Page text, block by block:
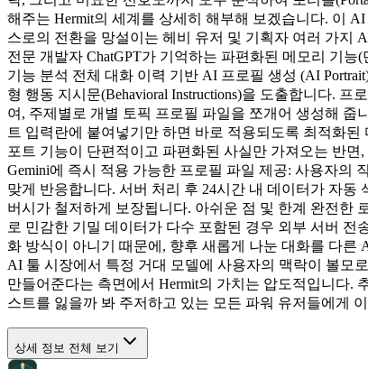
해주는 Hermit의 세계를 상세히 해부해 보겠습니다. 이
스로의 전환을 망설이는 헤비 유저 및 기획자 여러 가지
전문 개발자 ChatGPT가 기억하는 파편화된 메모리 기
기능 분석 전체 대화 이력 기반 AI 프로필 생성 (AI
형 행동 지시문(Behavioral Instructions)을 도출합니다.
여, 주제별로 개별 토픽 프로필 파일을 쪼개어 생성해 줍
트 입력란에 붙여넣기만 하면 바로 적용되도록 최적화
포트 기능이 단편적이고 파편화된 사실만 가져오는 반면
Gemini에 즉시 적용 가능한 프로필 파일 제공: 사용자의
맞게 반응합니다. 서버 처리 후 24시간 내 데이터가 자동
버시가 철저하게 보장됩니다. 아쉬운 점 및 한계 완전한
로 민감한 기밀 데이터가 다수 포함된 경우 외부 서버 전
화 방식이 아니기 때문에, 향후 새롭게 나눈 대화를 다
AI 툴 시장에서 특정 거대 모델에 사용자의 맥락이 볼모
만들어준다는 측면에서 Hermit의 가치는 압도적입니다.
스트를 잃을까 봐 주저하고 있는 모든 파워 유저들에게
상세 정보 전체 보기